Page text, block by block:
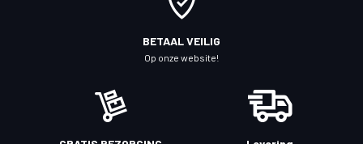
BETAAL VEILIG
Op onze website!